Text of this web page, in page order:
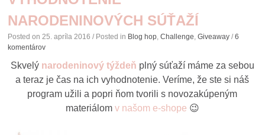
NARODENINOVÝCH SÚŤAŽÍ
Posted on25. apríla 2016 / Posted in Blog hop,Challenge,Giveaway /6
komentárov
Skvelý narodeninový týždeň plný súťaží máme za sebou
a teraz je čas na ich vyhodnotenie. Veríme, že ste si náš
program užili a popri ňom tvorili s novozakúpeným
materiálom v našom e-shope 😉